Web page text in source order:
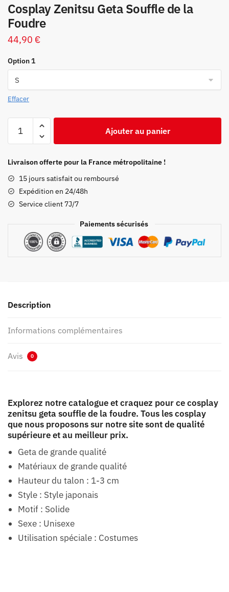
Cosplay Zenitsu Geta Souffle de la
Foudre
44,90 €
Option 1
Effacer
Zenitsu
Souffle
de
la
Ajouter au panier
Livraison offerte pour la France métropolitaine !
15 jours satisfait ou remboursé
Expédition en 24/48h
Service client 7J/7
Paiements sécurisés
Description
Informations complémentaires
Avis 0
Explorez notre catalogue et craquez pour ce cosplay
zenitsu geta souffle de la foudre. Tous les cosplay
que nous proposons sur notre site sont de qualité
supérieure et au meilleur prix.
Geta de grande qualité
Matériaux de grande qualité
Hauteur du talon : 1-3 cm
Style : Style japonais
Motif : Solide
Sexe : Unisexe
Utilisation spéciale : Costumes